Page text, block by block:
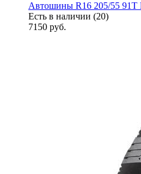
Автошины R16 205/55 91T
Есть в наличии (20)
7150 руб.